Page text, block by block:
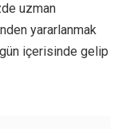
uzman
yararlanmak
gün içerisinde gelip